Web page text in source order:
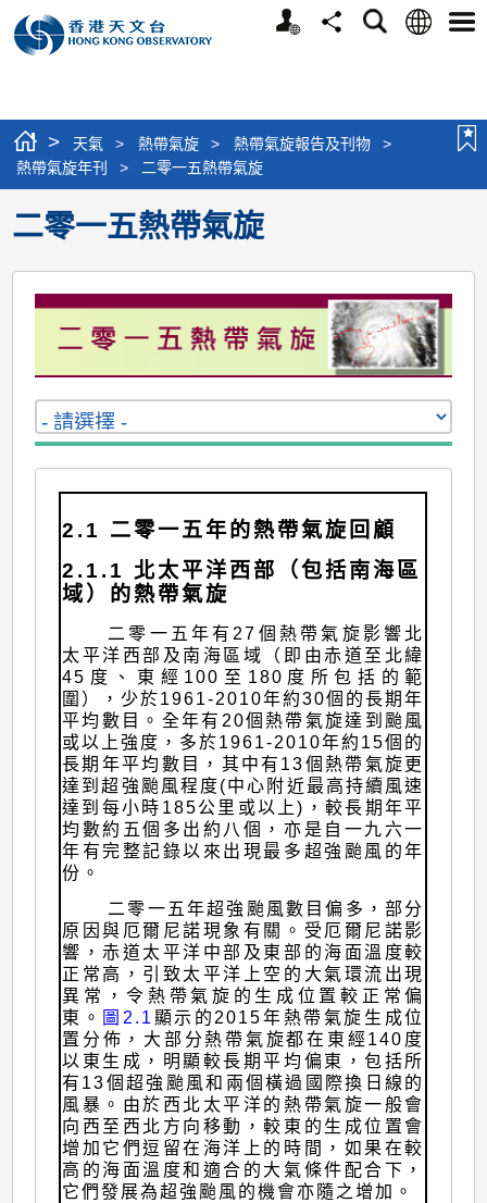
個
分
搜
語
選
> 天氣 > 熱帶氣旋 > 熱帶氣旋報告及刊物
>
熱帶氣旋年刊
> 二零一五熱帶氣旋
二零一五熱帶氣旋
2.1 二零一五年的熱帶氣旋回顧
2.1.1 北太平洋西部（包括南海區
域）的熱帶氣旋
二零一五年有27個熱帶氣旋影響北
太平洋西部及南海區域（即由赤道至北緯
45度、東經100至180度所包括的範
圍），少於1961-2010年約30個的長期年
平均數目。全年有20個熱帶氣旋達到颱風
或以上強度，多於1961-2010年約15個的
長期年平均數目，其中有13個熱帶氣旋更
達到超強颱風程度(中心附近最高持續風速
達到每小時185公里或以上)，較長期年平
均數約五個多出約八個，亦是自一九六一
年有完整記錄以來出現最多超強颱風的年
份。
二零一五年超強颱風數目偏多，部分
原因與厄爾尼諾現象有關。受厄爾尼諾影
響，赤道太平洋中部及東部的海面溫度較
正常高，引致太平洋上空的大氣環流出現
異常，令熱帶氣旋的生成位置較正常偏
東。 圖2.1 顯示的2015年熱帶氣旋生成位
置分佈，大部分熱帶氣旋都在東經140度
以東生成，明顯較長期平均偏東，包括所
有13個超強颱風和兩個橫過國際換日線的
風暴。由於西北太平洋的熱帶氣旋一般會
向西至西北方向移動，較東的生成位置會
增加它們逗留在海洋上的時間，如果在較
高的海面溫度和適合的大氣條件配合下，
它們發展為超強颱風的機會亦隨之增加。